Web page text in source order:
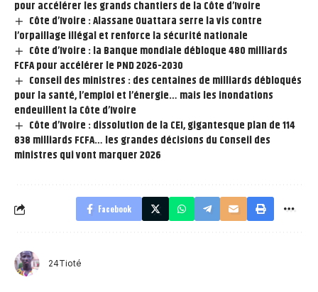
pour accélérer les grands chantiers de la Côte d’Ivoire
Côte d’Ivoire : Alassane Ouattara serre la vis contre
l’orpaillage illégal et renforce la sécurité nationale
Côte d’Ivoire : la Banque mondiale débloque 480 milliards
FCFA pour accélérer le PND 2026-2030
Conseil des ministres : des centaines de milliards débloqués
pour la santé, l’emploi et l’énergie… mais les inondations
endeuillent la Côte d’Ivoire
Côte d’Ivoire : dissolution de la CEI, gigantesque plan de 114
838 milliards FCFA… les grandes décisions du Conseil des
ministres qui vont marquer 2026
Facebook
24Tioté